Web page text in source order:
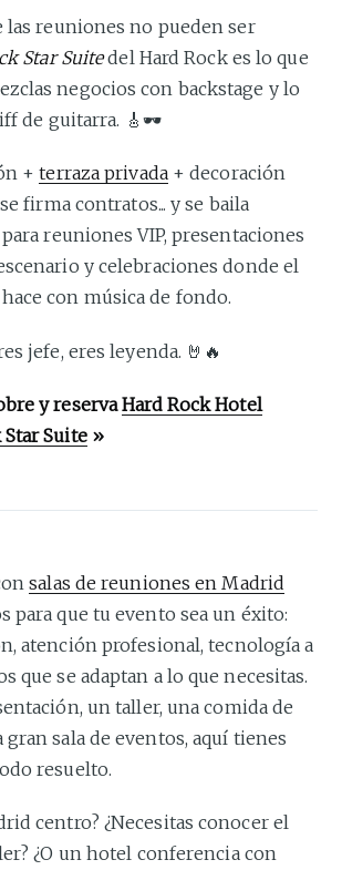
las reuniones no pueden ser
Star Suitedel Hard Rock es lo que
negocios con backstage y lo
de guitarra. 🎸🕶️
+terraza privada+ decoración
firma contratos... y se baila
reuniones VIP, presentaciones
y celebraciones donde el
con música de fondo.
jefe, eres leyenda. 🤘🔥
y reservaHard Rock Hotel
Suite»
salas de reuniones en Madrid
para que tu evento sea un éxito:
atención profesional, tecnología a
que se adaptan a lo que necesitas.
un taller, una comida de
sala de eventos, aquí tienes
resuelto.
centro? ¿Necesitas conocer el
¿O un hotel conferencia con